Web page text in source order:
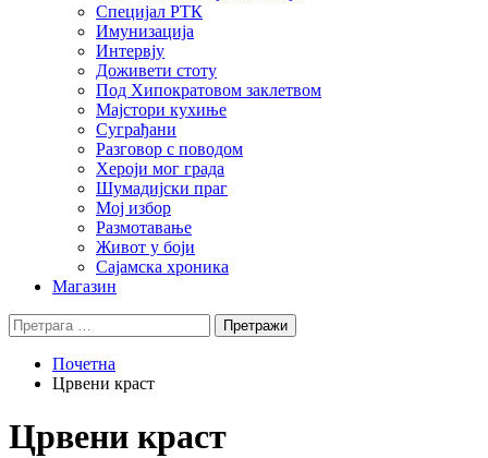
Специјал РТК
Имунизација
Интервју
Доживети стоту
Под Хипократовом заклетвом
Мајстори кухиње
Суграђани
Разговор с поводом
Хероји мог града
Шумадијски праг
Мој избор
Размотавање
Живот у боји
Сајамска хроника
Магазин
Претрага
за:
Почетна
Црвени краст
Црвени краст